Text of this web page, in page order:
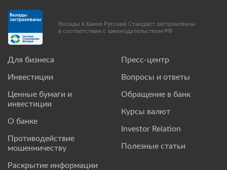
Для бизнеса
Инвестиции
Ценные бумаги и
инвестиции
О банке
Противодействие
мошенничеству
Раскрытие информации
Пресс-центр
Вопросы и ответы
Обращение в банк
Курсы валют
Investor Relation
Полезные статьи
Вклады в Банке Русский Стандарт застрахованы
в соответствии с законодательством РФ